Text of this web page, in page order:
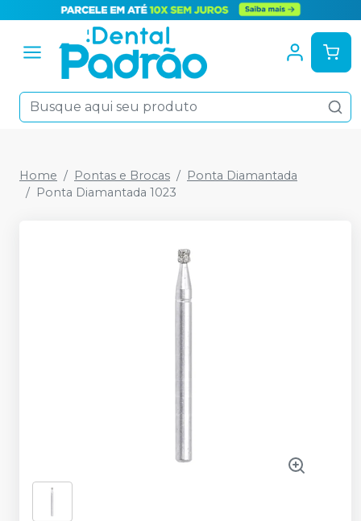
Home Pontas e Brocas
Ponta Diamantada
Ponta Diamantada 1023